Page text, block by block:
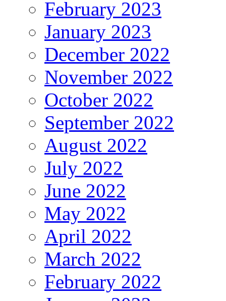
February 2023
January 2023
December 2022
November 2022
October 2022
September 2022
August 2022
July 2022
June 2022
May 2022
April 2022
March 2022
February 2022